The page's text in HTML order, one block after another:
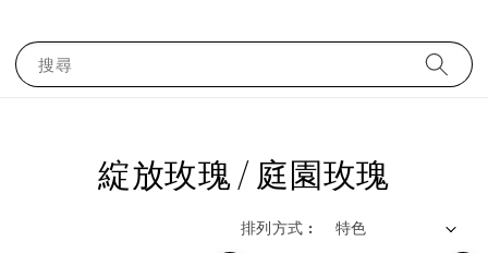
搜尋
綻放玫瑰 / 庭園玫瑰
排列方式 :